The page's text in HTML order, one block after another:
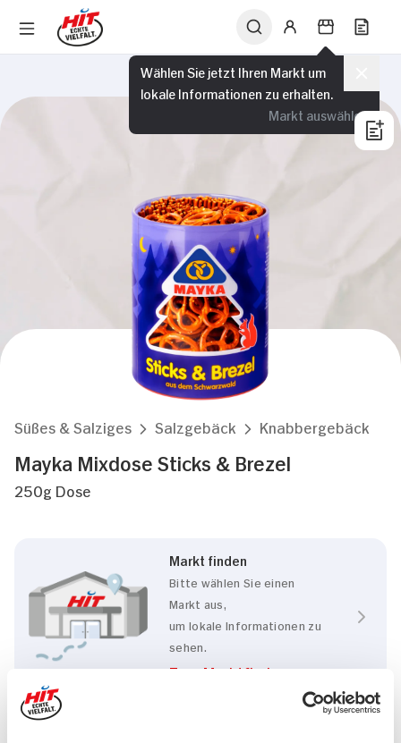
Wählen Sie jetzt Ihren Markt um
lokale Informationen zu erhalten.
Markt auswählen
Süßes & Salziges Salzgebäck Knabbergebäck
Mayka Mixdose Sticks & Brezel
250g Dose
Markt finden
Bitte wählen Sie einen
Markt aus,
um lokale Informationen zu
sehen.
Zum Marktfinder